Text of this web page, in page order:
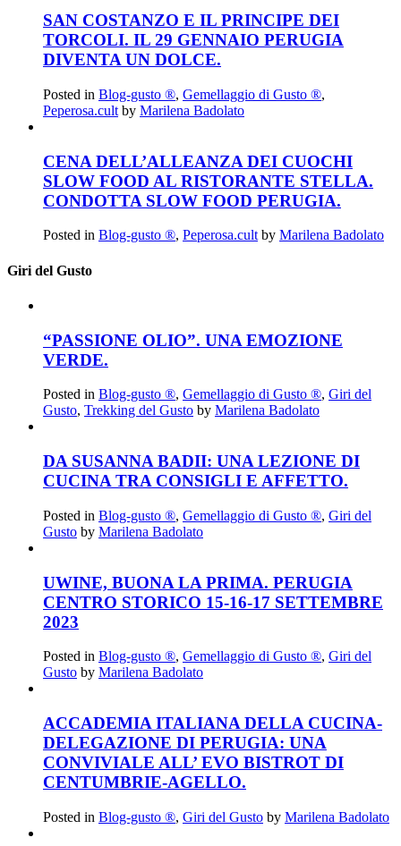
SAN COSTANZO E IL PRINCIPE DEI
TORCOLI. IL 29 GENNAIO PERUGIA
DIVENTA UN DOLCE.
Posted in Blog-gusto ®, Gemellaggio di Gusto ®,
Peperosa.cult by Marilena Badolato
CENA DELL’ALLEANZA DEI CUOCHI
SLOW FOOD AL RISTORANTE STELLA.
CONDOTTA SLOW FOOD PERUGIA.
Posted in Blog-gusto ®, Peperosa.cultby Marilena Badolato
Giri del Gusto
“PASSIONE OLIO”. UNA EMOZIONE
VERDE.
Posted in Blog-gusto ®, Gemellaggio di Gusto ®, Giri del
Gusto, Trekking del Gusto by Marilena Badolato
DA SUSANNA BADII: UNA LEZIONE DI
CUCINA TRA CONSIGLI E AFFETTO.
Posted in Blog-gusto ®, Gemellaggio di Gusto ®, Giri del
Gusto by Marilena Badolato
UWINE, BUONA LA PRIMA. PERUGIA
CENTRO STORICO 15-16-17 SETTEMBRE
2023
Posted in Blog-gusto ®, Gemellaggio di Gusto ®, Giri del
Gusto by Marilena Badolato
ACCADEMIA ITALIANA DELLA CUCINA-
DELEGAZIONE DI PERUGIA: UNA
CONVIVIALE ALL’ EVO BISTROT DI
CENTUMBRIE-AGELLO.
Posted in Blog-gusto ®, Giri del Gusto by Marilena Badolato